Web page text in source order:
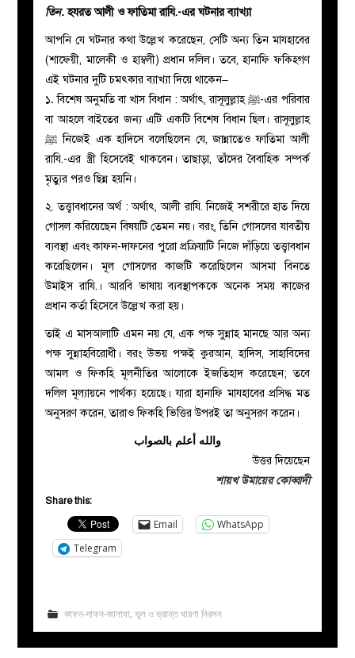
তিন. হযরত আলী ও ফাতিমা রাযি.-এর ঘটনার ব্যাখ্যা
আপনি যে ঘটনার কথা উল্লেখ করেছেন, সেটি অন্য তিন মাযহাবের
(শাফেয়ী, মালেকী ও হাম্বলী) প্রধান দলিল। তবে, হানাফি ফকিহগণ
এই ঘটনার দুটি চমৎকার ব্যাখ্যা দিয়ে থাকেন–
১.বিশেষ অনুমতি বা খাস বিধান : অর্থাৎ, রাসূলুল্লাহ ﷺ-এর পরিবার
বা আহলে বাইতের জন্য এটি একটি বিশেষ বিধান ছিল। রাসূলুল্লাহ
ﷺ নিজেই এক হাদিসে বলেছিলেন যে, জান্নাতেও ফাতিমা আলী
রাযি.-এর স্ত্রী হিসেবেই থাকবেন। তাছাড়া, তাঁদের বৈবাহিক সম্পর্ক
মৃত্যুর পরও ছিন্ন হয়নি।
২. তত্ত্বাবধানের অর্থ : অর্থাৎ, আলী রাযি. নিজেই সশরীরে হাত দিয়ে
গোসল করিয়েছেন বিষয়টি তেমন নয়। বরং, তিনি গোসলের যাবতীয়
ব্যবস্থা এবং কাফন-দাফনের পুরো প্রক্রিয়াটি নিজে দাঁড়িয়ে তত্ত্বাবধান
করেছিলেন। মূল গোসলের কাজটি করেছিলেন আসমা বিনতে
উমাইস রাযি.। আরবি ভাষায় ব্যবস্থাপককে অনেক সময় কাজের
প্রধান কর্তা হিসেবে উল্লেখ করা হয়।
তাই এ মাসআলাটি এমন নয় যে, এক পক্ষ সুন্নাহ মানছে আর অন্য
পক্ষ সুন্নাহবিরোধী। বরং উভয় পক্ষই কুরআন, হাদিস, সাহাবিদের
আমল ও ফিকহি মূলনীতির আলোকে ইজতিহাদ করেছেন; তবে
দলিল মূল্যায়নে পার্থক্য হয়েছে। যারা হানাফি মাযহাবের প্রসিদ্ধ মত
অনুসরণ করেন, তারাও ফিকহি ভিত্তির উপরই তা অনুসরণ করেন।
والله أعلم بالصواب
উত্তর দিয়েছেন
শায়খ উমায়ের কোব্বাদী
Share this:
Email
WhatsApp
Telegram
কাফন-দাফন-জানাযা, ভুল ও ভ্রান্ত ধারণা নিরসন